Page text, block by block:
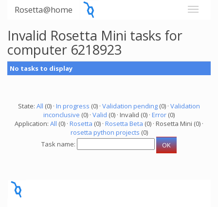
Rosetta@home
Invalid Rosetta Mini tasks for
computer 6218923
No tasks to display
State: All (0) · In progress (0) · Validation pending (0) · Validation
inconclusive (0) · Valid (0) · Invalid (0) · Error (0)
Application: All (0) · Rosetta (0) · Rosetta Beta (0) · Rosetta Mini (0) ·
rosetta python projects (0)
Task name: